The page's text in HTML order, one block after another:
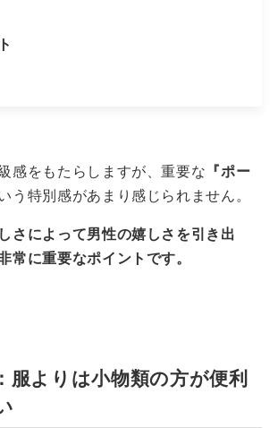
感をもたらしますが、重要な 『ポー
う特別感があまり感じられません。
さによって男性の嬉しさを引き出
常に重要なポイントです。
服よりは小物類の方が便利